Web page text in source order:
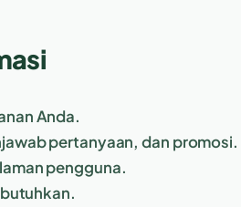
Anda.
pertanyaan, dan promosi.
pengguna.